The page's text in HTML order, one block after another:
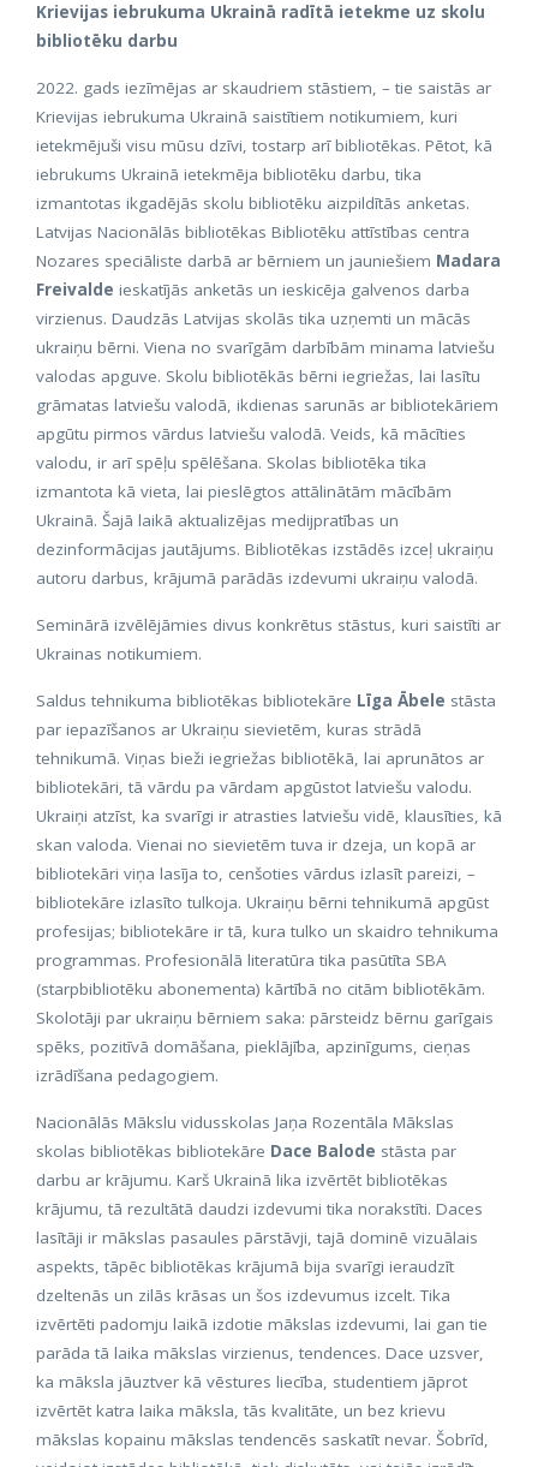
Krievijas iebrukuma Ukrainā radītā ietekme uz skolu
bibliotēku darbu
2022. gads iezīmējas ar skaudriem stāstiem, – tie saistās ar
Krievijas iebrukuma Ukrainā saistītiem notikumiem, kuri
ietekmējuši visu mūsu dzīvi, tostarp arī bibliotēkas. Pētot, kā
iebrukums Ukrainā ietekmēja bibliotēku darbu, tika
izmantotas ikgadējās skolu bibliotēku aizpildītās anketas.
Latvijas Nacionālās bibliotēkas Bibliotēku attīstības centra
Nozares speciāliste darbā ar bērniem un jauniešiem Madara
Freivalde ieskatījās anketās un ieskicēja galvenos darba
virzienus. Daudzās Latvijas skolās tika uzņemti un mācās
ukraiņu bērni. Viena no svarīgām darbībām minama latviešu
valodas apguve. Skolu bibliotēkās bērni iegriežas, lai lasītu
grāmatas latviešu valodā, ikdienas sarunās ar bibliotekāriem
apgūtu pirmos vārdus latviešu valodā. Veids, kā mācīties
valodu, ir arī spēļu spēlēšana. Skolas bibliotēka tika
izmantota kā vieta, lai pieslēgtos attālinātām mācībām
Ukrainā. Šajā laikā aktualizējas medijpratības un
dezinformācijas jautājums. Bibliotēkas izstādēs izceļ ukraiņu
autoru darbus, krājumā parādās izdevumi ukraiņu valodā.
Seminārā izvēlējāmies divus konkrētus stāstus, kuri saistīti ar
Ukrainas notikumiem.
Saldus tehnikuma bibliotēkas bibliotekāre Līga Ābele stāsta
par iepazīšanos ar Ukraiņu sievietēm, kuras strādā
tehnikumā. Viņas bieži iegriežas bibliotēkā, lai aprunātos ar
bibliotekāri, tā vārdu pa vārdam apgūstot latviešu valodu.
Ukraiņi atzīst, ka svarīgi ir atrasties latviešu vidē, klausīties, kā
skan valoda. Vienai no sievietēm tuva ir dzeja, un kopā ar
bibliotekāri viņa lasīja to, cenšoties vārdus izlasīt pareizi, –
bibliotekāre izlasīto tulkoja. Ukraiņu bērni tehnikumā apgūst
profesijas; bibliotekāre ir tā, kura tulko un skaidro tehnikuma
programmas. Profesionālā literatūra tika pasūtīta SBA
(starpbibliotēku abonementa) kārtībā no citām bibliotēkām.
Skolotāji par ukraiņu bērniem saka: pārsteidz bērnu garīgais
spēks, pozitīvā domāšana, pieklājība, apzinīgums, cieņas
izrādīšana pedagogiem.
Nacionālās Mākslu vidusskolas Jaņa Rozentāla Mākslas
skolas bibliotēkas bibliotekāre Dace Balode stāsta par
darbu ar krājumu. Karš Ukrainā lika izvērtēt bibliotēkas
krājumu, tā rezultātā daudzi izdevumi tika norakstīti. Daces
lasītāji ir mākslas pasaules pārstāvji, tajā dominē vizuālais
aspekts, tāpēc bibliotēkas krājumā bija svarīgi ieraudzīt
dzeltenās un zilās krāsas un šos izdevumus izcelt. Tika
izvērtēti padomju laikā izdotie mākslas izdevumi, lai gan tie
parāda tā laika mākslas virzienus, tendences. Dace uzsver,
ka māksla jāuztver kā vēstures liecība, studentiem jāprot
izvērtēt katra laika māksla, tās kvalitāte, un bez krievu
mākslas kopainu mākslas tendencēs saskatīt nevar. Šobrīd,